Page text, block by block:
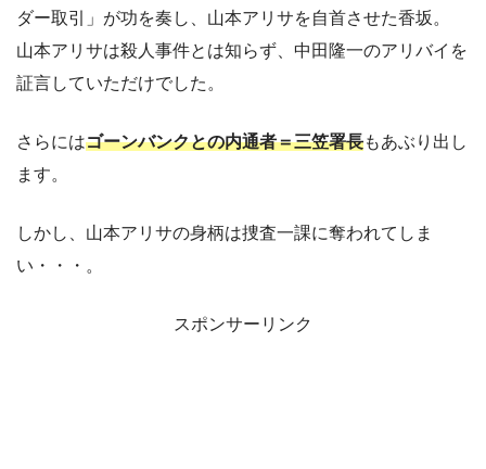
ダー取引」が功を奏し、山本アリサを自首させた香坂。
山本アリサは殺人事件とは知らず、中田隆一のアリバイを
証言していただけでした。
さらにはゴーンバンクとの内通者＝三笠署長もあぶり出し
ます。
しかし、山本アリサの身柄は捜査一課に奪われてしま
い・・・。
スポンサーリンク